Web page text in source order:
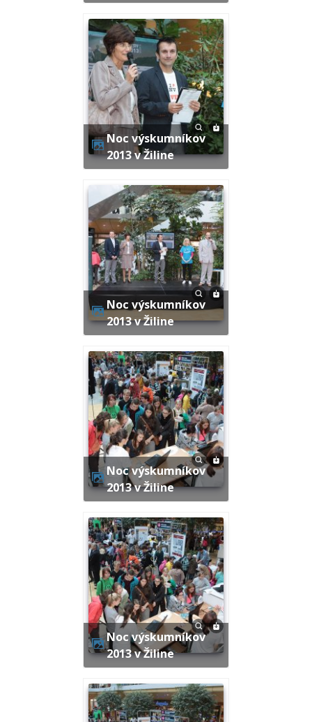
Noc výskumníkov
2013 v Žiline
Noc výskumníkov
2013 v Žiline
Noc výskumníkov
2013 v Žiline
Noc výskumníkov
2013 v Žiline